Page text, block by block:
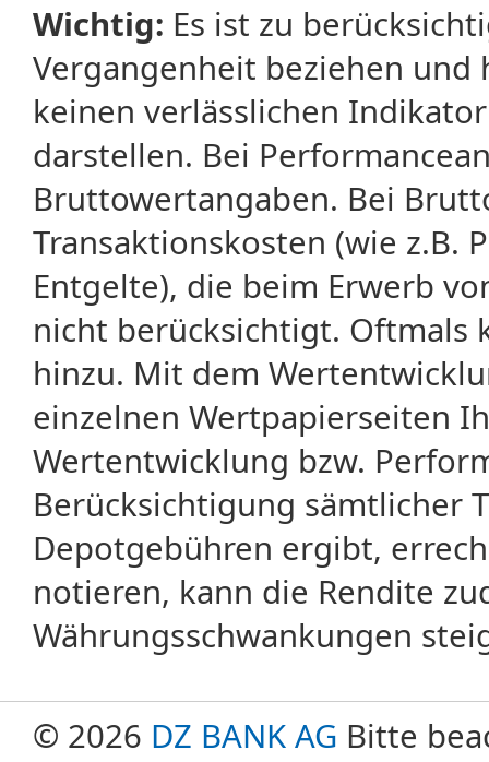
Wichtig: Es ist zu
Vergangenheit beziehen
keinen verlässlichen
darstellen. Bei
Bruttowertangaben. Bei
Transaktionskosten (wie z.B.
Entgelte), die beim Erwerb
nicht berücksichtigt. Oftmals
hinzu. Mit dem
einzelnen Wertpapierseiten
Wertentwicklung bzw.
Berücksichtigung sämtlicher
Depotgebühren ergibt,
notieren, kann die Rendite
Währungsschwankungen
© 2026 DZ BANK AG Bitte